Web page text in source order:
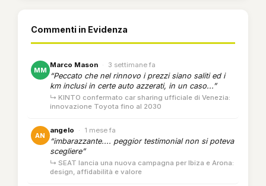
Commenti in Evidenza
MM
Marco Mason · 3 settimane fa
“Peccato che nel rinnovo i prezzi siano saliti ed i
km inclusi in certe auto azzerati, in un caso...”
↳ KINTO confermato car sharing ufficiale di Venezia:
innovazione Toyota fino al 2030
AN
angelo · 1 mese fa
“imbarazzante.... peggior testimonial non si poteva
scegliere”
↳ SEAT lancia una nuova campagna per Ibiza e Arona:
design, affidabilità e valore